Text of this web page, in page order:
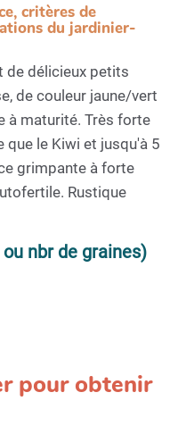
critères de
du jardinier-
de délicieux petits
de couleur jaune/vert
à maturité. Très forte
que le Kiwi et jusqu'à 5
grimpante à forte
Rustique
nbr de graines)
pour obtenir